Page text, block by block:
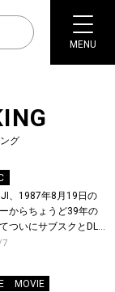
MENU
グ
、1987年8月19日の
からちょうど39年の
ついにサブスクとDL
禁！
7
MOVIE